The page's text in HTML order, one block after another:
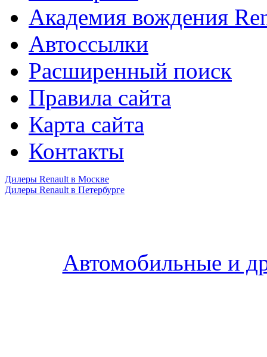
Академия вождения
Автоссылки
Расширенный поиск
Правила сайта
Карта сайта
Контакты
Дилеры Renault в Москве
Дилеры Renault в Петербурге
Автомобильные и